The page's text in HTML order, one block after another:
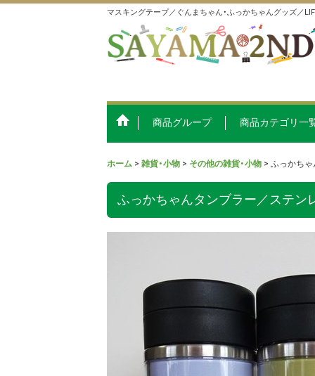
マスキングテープ／ぐんまちゃん・ふっかちゃんグッズ／
商品グループ 商品カテゴリ一
ホーム > 雑貨・小物 > その他の雑貨・小物 > ふっかち
ふっかちゃんタンブラー／ステン